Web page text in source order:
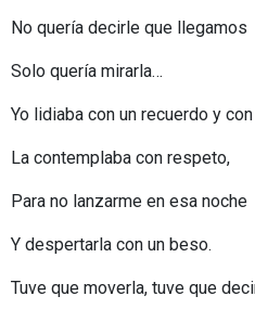
No quería decirle que llegamos
Solo quería mirarla…
Yo lidiaba con un recuerdo y
La contemplaba con respeto,
Para no lanzarme en esa noche
Y despertarla con un beso.
Tuve que moverla, tuve que